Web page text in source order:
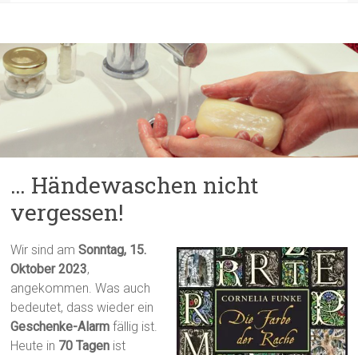
… Händewaschen nicht
vergessen!
Wir sind amSonntag, 15.
Oktober 2023,
angekommen. Was auch
bedeutet, dass wieder ein
Geschenke-Alarm fällig ist.
Heute in 70 Tagen ist